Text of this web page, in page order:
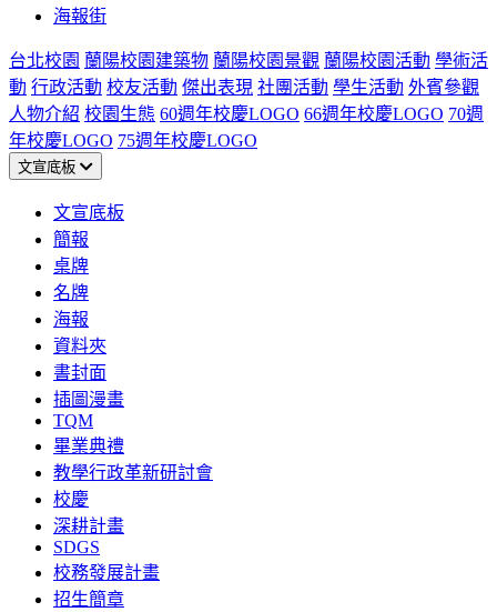
海報街
台北校園 蘭陽校園建築物 蘭陽校園景觀 蘭陽校園活動 學術活
動 行政活動 校友活動 傑出表現 社團活動 學生活動 外賓參觀
人物介紹 校園生態 60週年校慶LOGO 66週年校慶LOGO 70週
年校慶LOGO 75週年校慶LOGO
文宣底板
文宣底板
簡報
桌牌
名牌
海報
資料夾
書封面
插圖漫畫
TQM
畢業典禮
教學行政革新研討會
校慶
深耕計畫
SDGS
校務發展計畫
招生簡章